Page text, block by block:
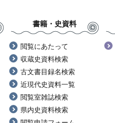
書籍・史資料
閲覧にあたって
収蔵史資料検索
古文書目録名検索
近現代史資料一覧
閲覧室雑誌検索
県内史資料検索